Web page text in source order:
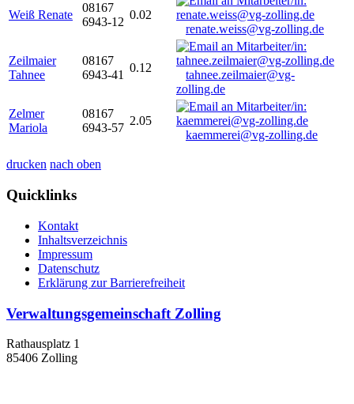
Weiß Renate
08167
6943-12
0.02
renate.weiss@vg-zolling.de
Zeilmaier
Tahnee
08167
6943-41
0.12
tahnee.zeilmaier@vg-
zolling.de
Zelmer
Mariola
08167
6943-57
2.05
kaemmerei@vg-zolling.de
drucken nach oben
Quicklinks
Kontakt
Inhaltsverzeichnis
Impressum
Datenschutz
Erklärung zur Barrierefreiheit
Verwaltungsgemeinschaft Zolling
Rathausplatz 1
85406 Zolling